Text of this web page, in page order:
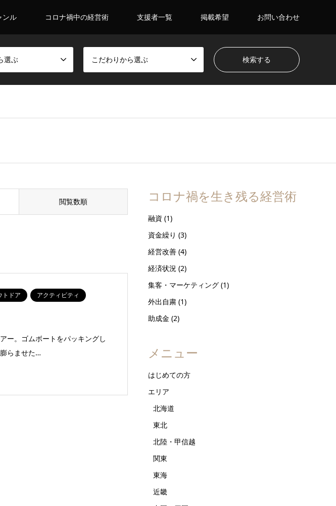
ンル コロナ禍中の経営術 支援者一覧 掲載希望 お問い合わせ
選ぶ こだわりから選ぶ
閲覧数順
トドア アクティビティ
ー。ゴムボートをパッキングし
らませた…
コロナ禍を生き残る経営術
融資 (1)
資金繰り (3)
経営改善 (4)
経済状況 (2)
集客・マーケティング (1)
外出自粛 (1)
助成金 (2)
メニュー
はじめての方
エリア
北海道
東北
北陸・甲信越
関東
東海
近畿